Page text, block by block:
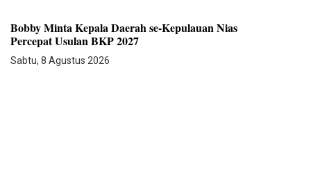
Bobby Minta Kepala Daerah se-Kepulauan Nias
Percepat Usulan BKP 2027
Sabtu, 8 Agustus 2026